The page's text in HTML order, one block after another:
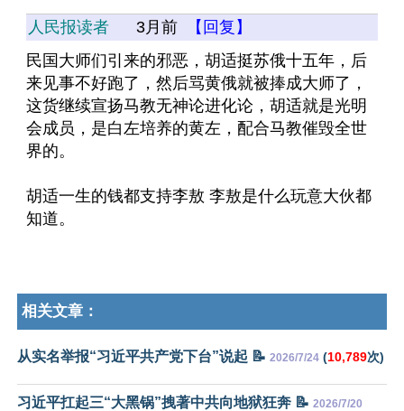
人民报读者 3月前
【回复】
民国大师们引来的邪恶，胡适挺苏俄十五年，后
来见事不好跑了，然后骂黄俄就被捧成大师了，
这货继续宣扬马教无神论进化论，胡适就是光明
会成员，是白左培养的黄左，配合马教催毁全世
界的。
胡适一生的钱都支持李敖 李敖是什么玩意大伙都
知道。
相关文章：
从实名举报“习近平共产党下台”说起 📝 2026/7/24 (10,789次)
习近平扛起三“大黑锅”拽著中共向地狱狂奔 📝 2026/7/20